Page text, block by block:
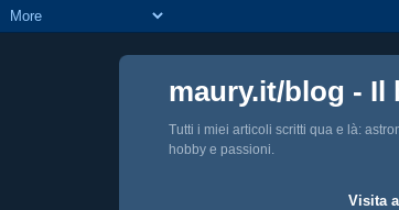
maury.it/blog - Il
Tutti i miei articoli scritti qua e là:
hobby e passioni.
Visita